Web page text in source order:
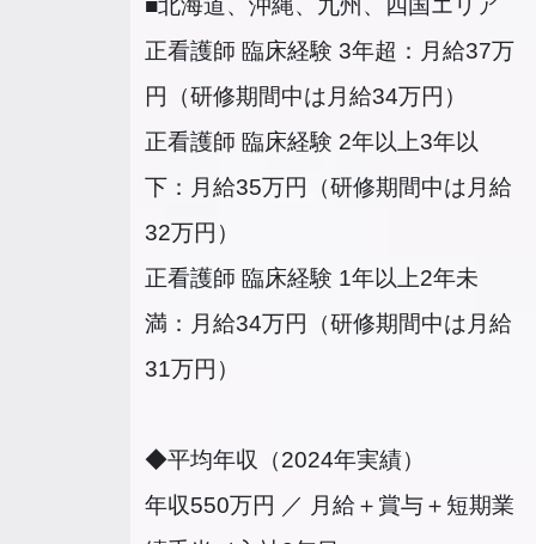
■北海道、沖縄、九州、四国エリア
正看護師 臨床経験 3年超：月給37万
円（研修期間中は月給34万円）
正看護師 臨床経験 2年以上3年以
下：月給35万円（研修期間中は月給
32万円）
正看護師 臨床経験 1年以上2年未
満：月給34万円（研修期間中は月給
31万円）
◆平均年収（2024年実績）
年収550万円 ／ 月給＋賞与＋短期業